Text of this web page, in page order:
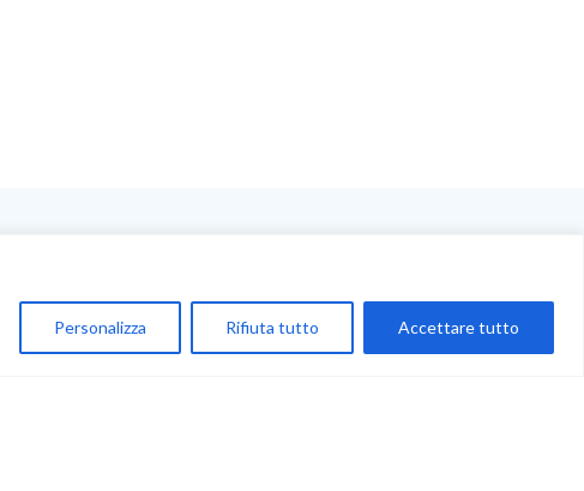
Personalizza Rifiuta tutto Accettare tutto
My Account
Carrello